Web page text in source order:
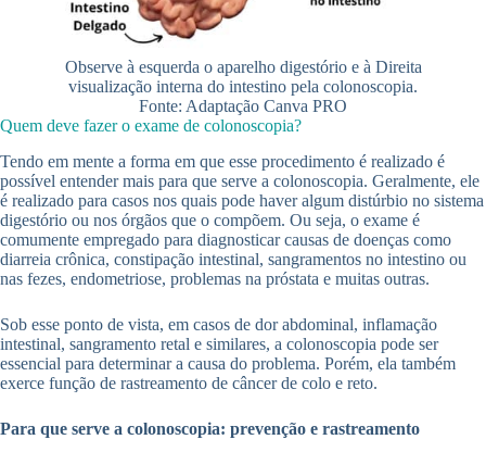
Observe à esquerda o aparelho digestório e à Direita
visualização interna do intestino pela colonoscopia.
Fonte: Adaptação Canva PRO
Quem deve fazer o exame de colonoscopia?
Tendo em mente a forma em que esse procedimento é realizado é
possível entender mais para que serve a colonoscopia. Geralmente, ele
é realizado para casos nos quais pode haver algum distúrbio no sistema
digestório ou nos órgãos que o compõem. Ou seja, o exame é
comumente empregado para diagnosticar causas de doenças como
diarreia crônica, constipação intestinal, sangramentos no intestino ou
nas fezes, endometriose, problemas na próstata e muitas outras.
Sob esse ponto de vista, em casos de dor abdominal, inflamação
intestinal, sangramento retal e similares, a colonoscopia pode ser
essencial para determinar a causa do problema. Porém, ela também
exerce função de rastreamento de câncer de colo e reto.
Para que serve a colonoscopia: prevenção e rastreamento